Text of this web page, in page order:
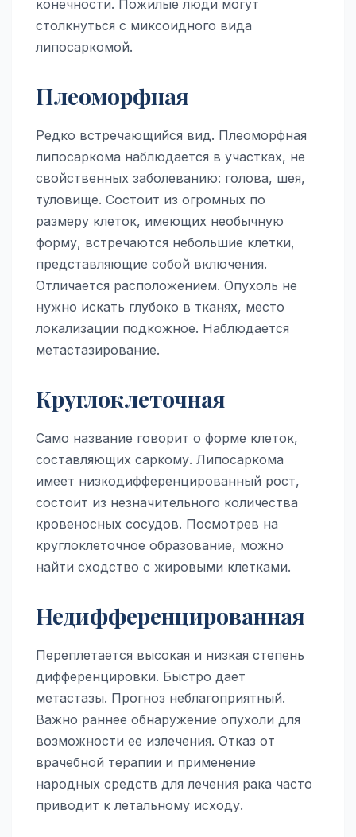
конечности. Пожилые люди могут
столкнуться с миксоидного вида
липосаркомой.
Плеоморфная
Редко встречающийся вид. Плеоморфная
липосаркома наблюдается в участках, не
свойственных заболеванию: голова, шея,
туловище. Состоит из огромных по
размеру клеток, имеющих необычную
форму, встречаются небольшие клетки,
представляющие собой включения.
Отличается расположением. Опухоль не
нужно искать глубоко в тканях, место
локализации подкожное. Наблюдается
метастазирование.
Круглоклеточная
Само название говорит о форме клеток,
составляющих саркому. Липосаркома
имеет низкодифференцированный рост,
состоит из незначительного количества
кровеносных сосудов. Посмотрев на
круглоклеточное образование, можно
найти сходство с жировыми клетками.
Недифференцированная
Переплетается высокая и низкая степень
дифференцировки. Быстро дает
метастазы. Прогноз неблагоприятный.
Важно раннее обнаружение опухоли для
возможности ее излечения. Отказ от
врачебной терапии и применение
народных средств для лечения рака часто
приводит к летальному исходу.